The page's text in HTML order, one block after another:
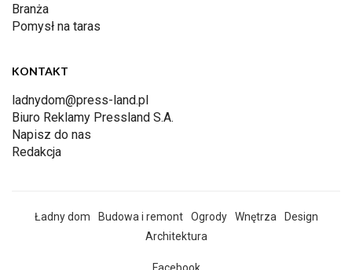
Branża
Pomysł na taras
KONTAKT
ladnydom@press-land.pl
Biuro Reklamy Pressland S.A.
Napisz do nas
Redakcja
Ładny dom Budowa i remont Ogrody Wnętrza
Design
Architektura